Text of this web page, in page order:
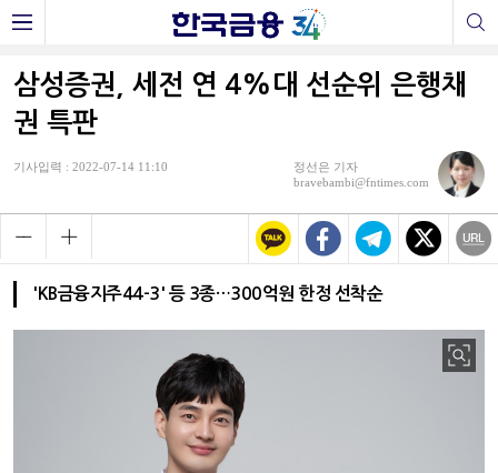
삼성증권, 세전 연 4%대 선순위 은행채
권 특판
기사입력 : 2022-07-14 11:10
정선은 기자
bravebambi@fntimes.com
'KB금융지주44-3' 등 3종…300억원 한정 선착순